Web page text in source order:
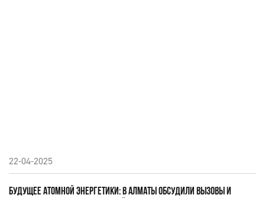
22-04-2025
БУДУЩЕЕ АТОМНОЙ ЭНЕРГЕТИКИ: В АЛМАТЫ ОБСУДИЛИ ВЫЗОВЫ И